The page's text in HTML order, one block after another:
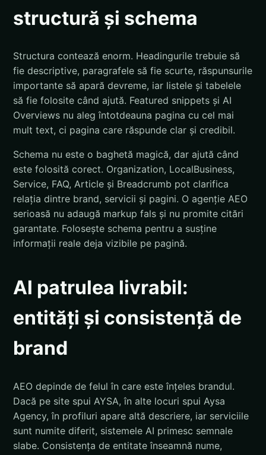
structură și schema
Structura contează enorm. Headingurile trebuie să
fie descriptive, paragrafele să fie scurte, răspunsurile
importante să apară devreme, iar listele și tabelele
să fie folosite când ajută. Featured snippets și AI
Overviews nu aleg întotdeauna pagina cu cel mai
mult text, ci pagina care răspunde clar și credibil.
Schema nu este o baghetă magică, dar ajută când
este folosită corect. Organization, LocalBusiness,
Service, FAQ, Article și Breadcrumb pot clarifica
relația dintre brand, servicii și pagini. O agenție AEO
serioasă nu adaugă markup fals și nu promite citări
garantate. Folosește schema pentru a susține
informații reale deja vizibile pe pagină.
Al patrulea livrabil:
entități și consistență de
brand
AEO depinde de felul în care este înțeles brandul.
Dacă pe site spui AYSA, în alte locuri spui Aysa
Agency, în profiluri apare altă descriere, iar serviciile
sunt numite diferit, sistemele AI primesc semnale
slabe. Consistența de entitate înseamnă nume,